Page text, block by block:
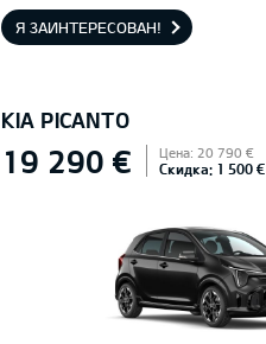
Я ЗАИНТЕРЕСОВАН!
KIA PICANTO
19 290 € Цена: 20 790 €
Скидка: 1 500 €